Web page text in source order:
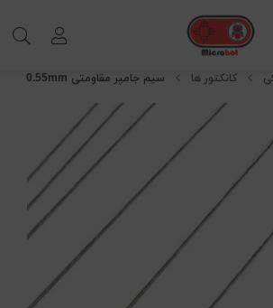
کانکتور ها سیم جامپر مقاومتی 0.55mm